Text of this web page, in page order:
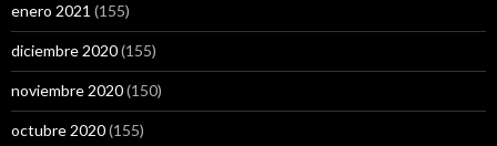
enero 2021 (155)
diciembre 2020(155)
noviembre 2020(150)
octubre 2020(155)